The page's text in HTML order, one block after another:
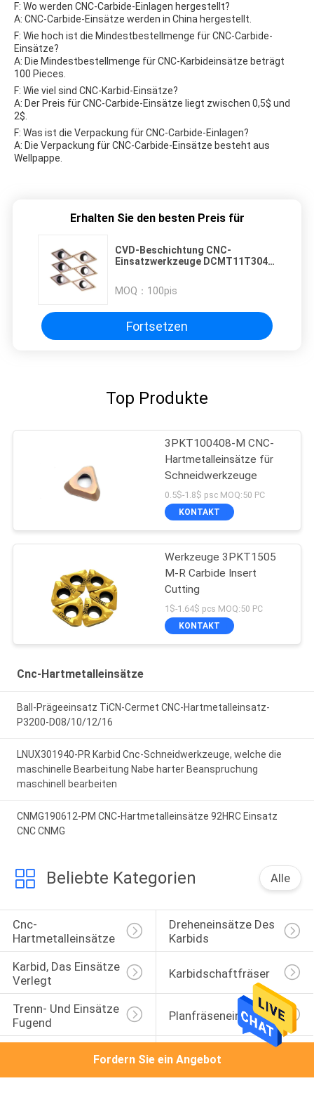
F: Wo werden CNC-Carbide-Einlagen hergestellt?
A: CNC-Carbide-Einsätze werden in China hergestellt.
F: Wie hoch ist die Mindestbestellmenge für CNC-Carbide-
Einsätze?
A: Die Mindestbestellmenge für CNC-Karbideinsätze beträgt
100 Pieces.
F: Wie viel sind CNC-Karbid-Einsätze?
A: Der Preis für CNC-Carbide-Einsätze liegt zwischen 0,5$ und
2$.
F: Was ist die Verpackung für CNC-Carbide-Einlagen?
A: Die Verpackung für CNC-Carbide-Einsätze besteht aus
Wellpappe.
Erhalten Sie den besten Preis für
CVD-Beschichtung CNC-
Einsatzwerkzeuge DCMT11T304-
MOQ： 100pis
Fortsetzen
Top Produkte
3PKT100408-M CNC-
Hartmetalleinsätze für
Schneidwerkzeuge
0.5$-1.8$ psc MOQ:50 PC
KONTAKT
Werkzeuge 3PKT1505
M-R Carbide Insert
Cutting
1$-1.64$ pcs MOQ:50 PC
KONTAKT
Cnc-Hartmetalleinsätze
Ball-Prägeeinsatz TiCN-Cermet CNC-Hartmetalleinsatz-
P3200-D08/10/12/16
LNUX301940-PR Karbid Cnc-Schneidwerkzeuge, welche die
maschinelle Bearbeitung Nabe harter Beanspruchung
maschinell bearbeiten
CNMG190612-PM CNC-Hartmetalleinsätze 92HRC Einsatz
CNC CNMG
Beliebte Kategorien Alle
Cnc-
Hartmetalleinsätze
Dreheneinsätze Des
Karbids
Karbid, Das Einsätze
Verlegt
Karbidschaftfräser
Trenn- Und Einsätze
Fugend
Planfräseneinsatz
Prägeeinsätze
Fordern Sie ein Angebot